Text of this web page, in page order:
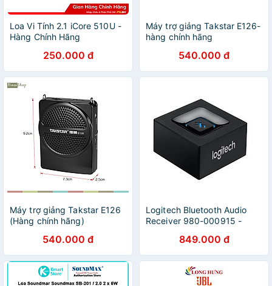
Loa Vi Tính 2.1 iCore 510U -
Hàng Chính Hãng
250.000 đ
Máy trợ giảng Takstar E126-
hàng chính hãng
540.000 đ
Máy trợ giảng Takstar E126
(Hàng chính hãng)
540.000 đ
Logitech Bluetooth Audio
Receiver 980-000915 -
849.000 đ